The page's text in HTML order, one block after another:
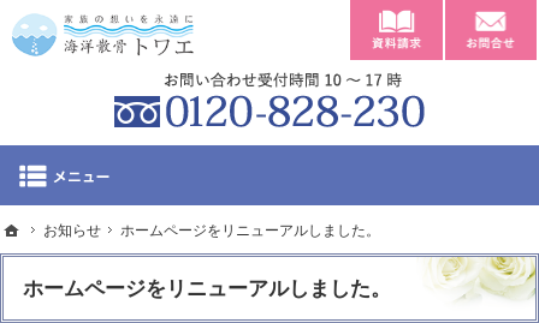
ホーム
お知らせ ホームページをリニューアルしました。
ホームページをリニューアルしました。
東京・神奈川の海への散骨や費用のことならトワエへ。
東京・神奈川の海への散骨や費用のことなら海洋散骨トワエ 資料請求
「海洋散骨トワエ